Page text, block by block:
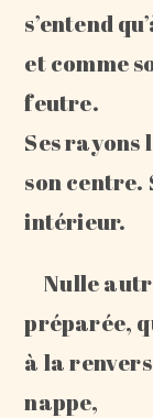
s’entend
et comme
feutre.
Ses rayons
son
intérieur.
Nulle
préparée,
à la
nappe,